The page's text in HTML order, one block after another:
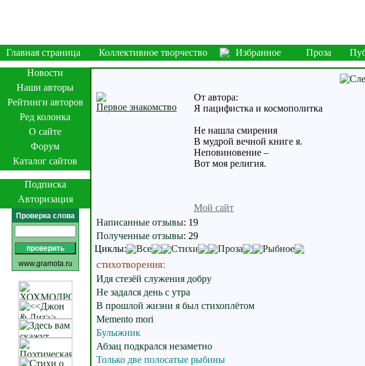
Главная страница Коллективное творчество Избранное Проза
Новости
Наши авторы
Рейтинги авторов
Ред колонка
О сайте
Форум
Каталог сайтов
Подписка
Авторизация
Проверка слова
www.gramota.ru
Первое знакомство
От автора:
Я пацифистка и космополитка
Не нашла смирения
В мудрой вечной книге я.
Неповиновение –
Вот моя религия.
Мой сайт
Написанные отзывы: 19
Полученные отзывы: 29
Циклы:
Все Стихи Проза Рыбное
стихотворения:
Идя стезёй служения добру
Не задался день с утра
В прошлой жизни я был стихоплётом
Memento mori
Булыжник
Абзац подкрался незаметно
Только две полосатые рыбины